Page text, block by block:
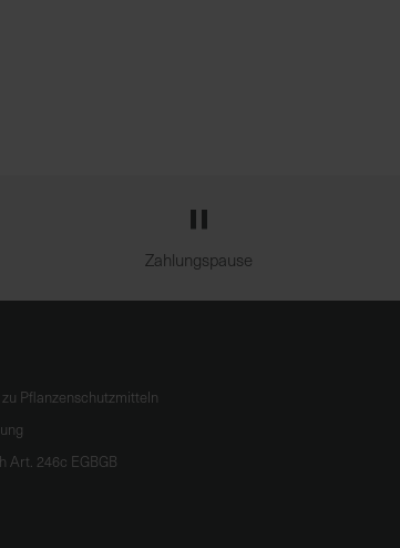
Zahlungspause
Pflanzenschutzmitteln
Art. 246c EGBGB